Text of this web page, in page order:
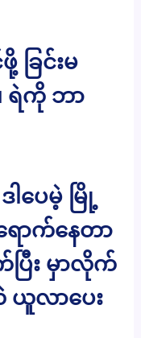
ခြင်းမ
ရဲကို ဘာ
ပေမဲ့ မြို့
ာက်နေတာ
း မှာလိုက်
ယူလာပေး